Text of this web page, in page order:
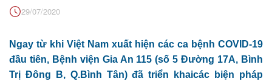
29/07/2020
Ngay từ khi Việt Nam xuất hiện các ca bệnh COVID-19
đầu tiên, Bệnh viện Gia An 115 (số 5 Đường 17A, Bình
Trị Đông B, Q.Bình Tân) đã triển khaicác biện pháp